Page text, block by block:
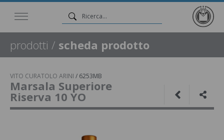
prodotti / scheda prodotto
VITO CURATOLO ARINI / 6253MB
Marsala Superiore
Riserva 10 YO